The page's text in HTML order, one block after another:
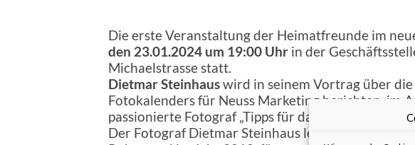
Die erste Veranstaltung der Heimatfreunde im
den 23.01.2024 um 19:00 Uhr in der
Michaelstrasse statt.
Dietmar Steinhauswird in seinem Vortrag über
Fotokalenders für Neuss Marketing berichten, im
passionierte Fotograf „Tipps für das perfekte Foto“
Der Fotograf Dietmar Steinhaus lebt in Uedesheim,